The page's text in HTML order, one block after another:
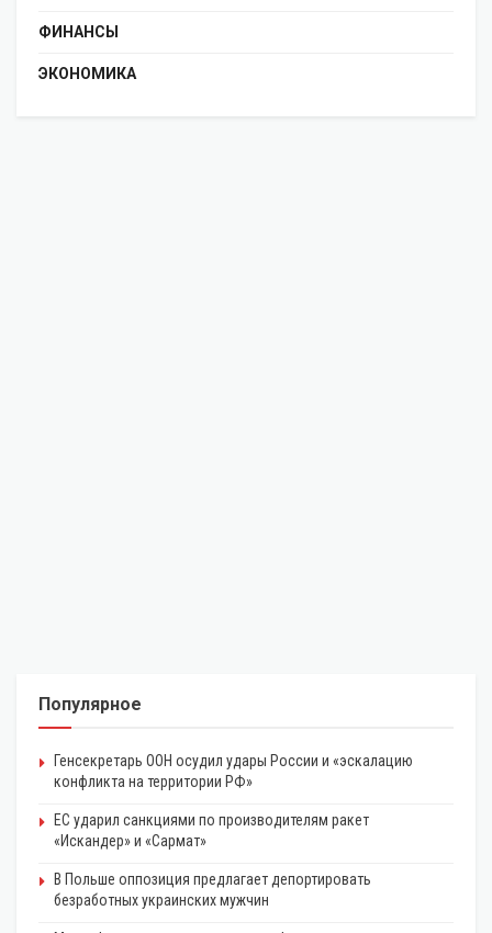
ФИНАНСЫ
ЭКОНОМИКА
Популярное
Генсекретарь ООН осудил удары России и «эскалацию
конфликта на территории РФ»
ЕС ударил санкциями по производителям ракет
«Искандер» и «Сармат»
В Польше оппозиция предлагает депортировать
безработных украинских мужчин